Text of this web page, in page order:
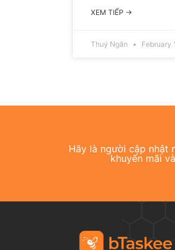
XEM TIẾP →
Thuý Ngân February
Hãy là người cập nhật
khuyến mãi